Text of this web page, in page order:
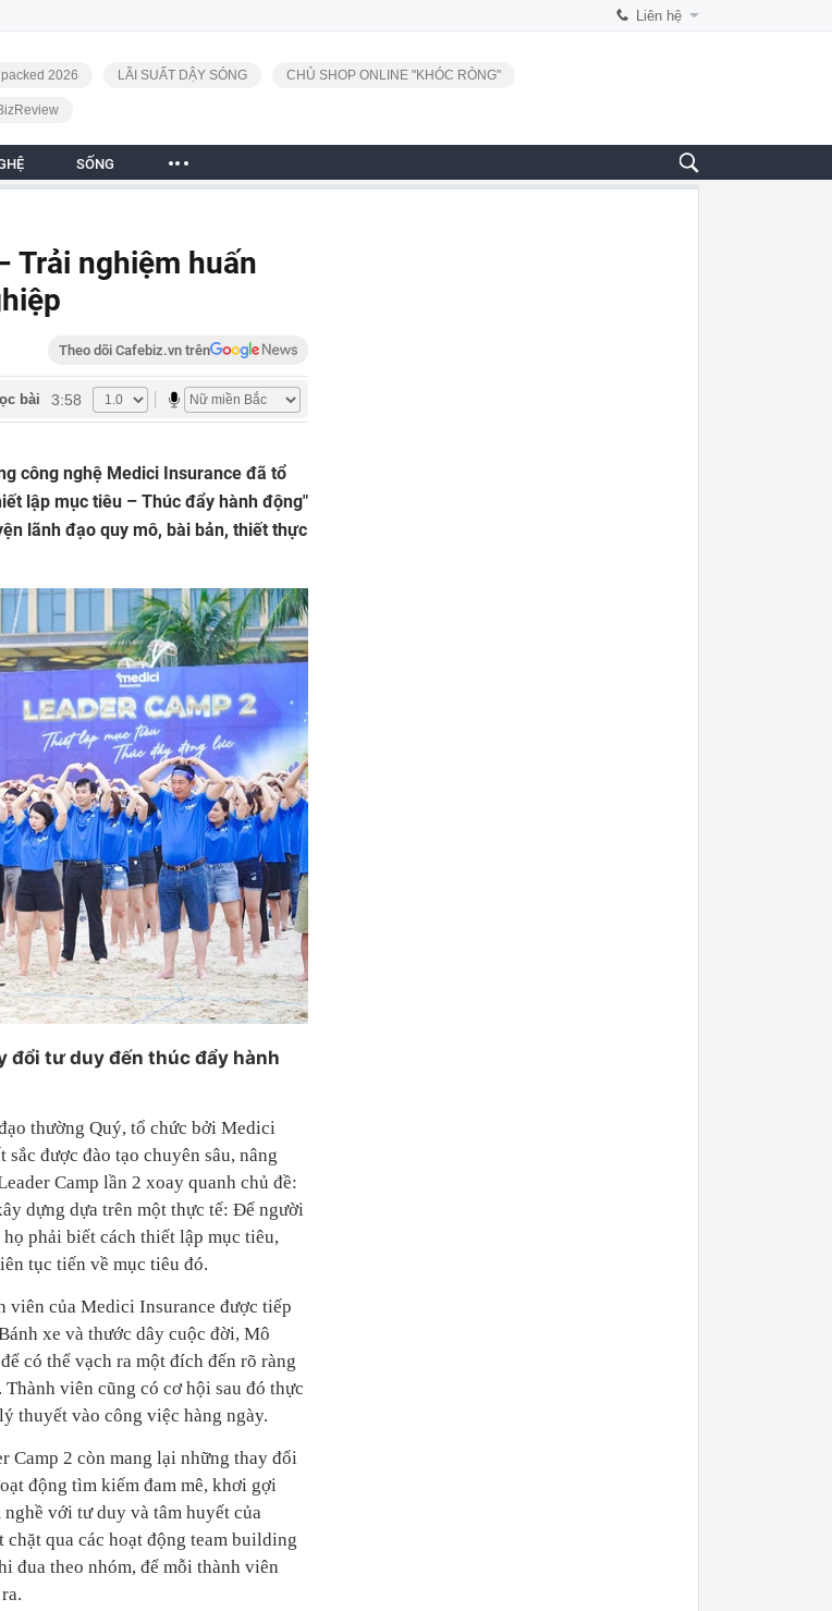
Liên hệ
2026 LÃI SUẤT DẬY SÓNG CHỦ SHOP ONLINE "KHÓC RÒNG"
SỐNG
Trải nghiệm huấn
Theo dõi Cafebiz.vn trên
bài 3:58
công nghệ Medici Insurance đã tổ
lập mục tiêu – Thúc đẩy hành động"
lãnh đạo quy mô, bài bản, thiết thực
đổi tư duy đến thúc đẩy hành
thường Quý, tổ chức bởi Medici
được đào tạo chuyên sâu, nâng
Camp lần 2 xoay quanh chủ đề:
dựng dựa trên một thực tế: Để người
phải biết cách thiết lập mục tiêu,
tục tiến về mục tiêu đó.
viên của Medici Insurance được tiếp
xe và thước dây cuộc đời, Mô
có thể vạch ra một đích đến rõ ràng
viên cũng có cơ hội sau đó thực
thuyết vào công việc hàng ngày.
Camp 2 còn mang lại những thay đổi
động tìm kiếm đam mê, khơi gợi
với tư duy và tâm huyết của
qua các hoạt động team building
đua theo nhóm, để mỗi thành viên